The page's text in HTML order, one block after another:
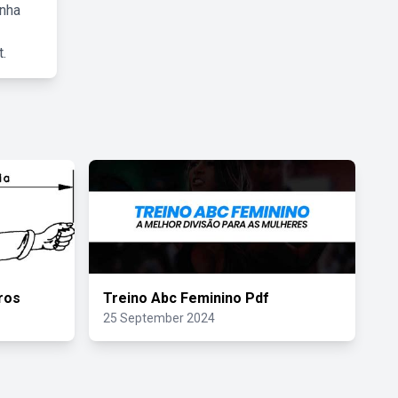
Treino Abc Feminino Pdf
25 September 2024